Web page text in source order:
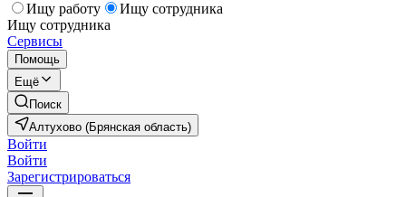
Ищу работу
Ищу сотрудника
Ищу сотрудника
Сервисы
Помощь
Ещё
Поиск
Алтухово (Брянская область)
Войти
Войти
Зарегистрироваться